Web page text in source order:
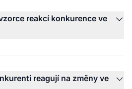
reakcí konkurence ve
reagují na změny ve